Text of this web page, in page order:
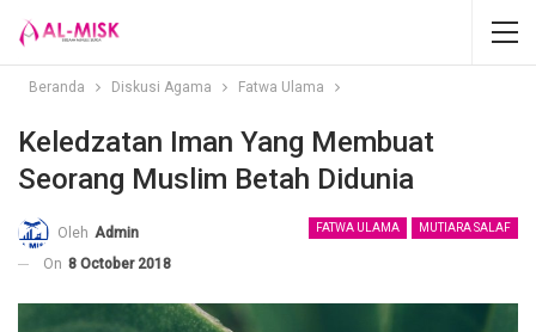
Beranda Diskusi Agama Fatwa Ulama
Keledzatan Iman Yang Membuat
Seorang Muslim Betah Didunia
FATWA ULAMA MUTIARA SALAF
Oleh Admin
On 8 October 2018